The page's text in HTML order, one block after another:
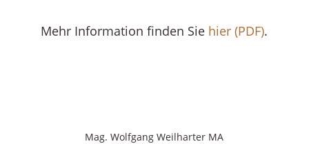
Mehr Information finden Sie hier (PDF).
Mag. Wolfgang Weilharter MA